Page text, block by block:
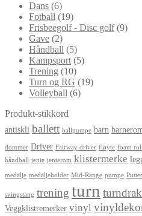
Dans (6)
Fotball (19)
Frisbeegolf - Disc golf (9)
Gave (2)
Håndball (5)
Kampsport (5)
Trening (10)
Turn og RG (19)
Volleyball (6)
Produkt-stikkord
antiskli ballett ballpumpe barn
dommer Driver Fairway driver fløyte foam
håndball jente jenterom klistermerke
medalje medaljeholder Mid-Range pumpe Putter
svingstang trening turn
Veggklistremerker vinyl